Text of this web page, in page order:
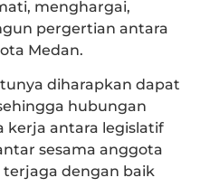
menghargai,
pergertian antara
Medan.
diharapkan dapat
hubungan
kerja antara legislatif
sesama anggota
dengan baik